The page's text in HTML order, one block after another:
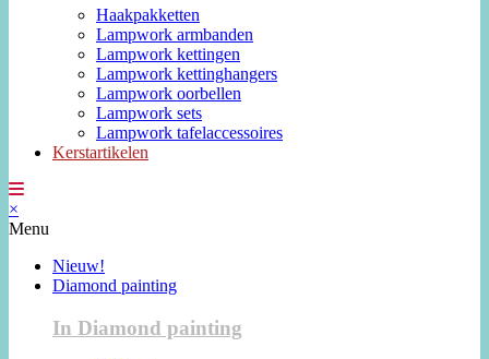
Haakpakketten
Lampwork armbanden
Lampwork kettingen
Lampwork kettinghangers
Lampwork oorbellen
Lampwork sets
Lampwork tafelaccessoires
Kerstartikelen
×
Menu
Nieuw!
Diamond painting
In Diamond painting